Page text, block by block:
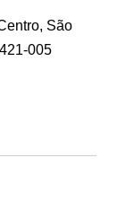
São
005